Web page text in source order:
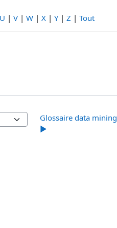
U | V | W | X | Y| Z | Tout
Glossaire data
▶︎